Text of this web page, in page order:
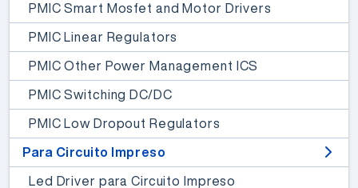
PMIC Smart Mosfet and Motor Drivers
PMIC Linear Regulators
PMIC Other Power Management ICS
PMIC Switching DC/DC
PMIC Low Dropout Regulators
Para Circuito Impreso
Led Driver para Circuito Impreso